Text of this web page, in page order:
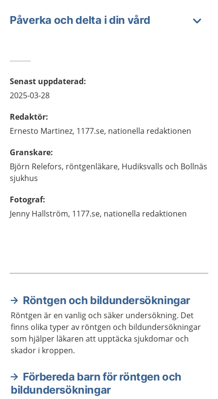
Påverka och delta i din vård
Senast uppdaterad:
2025-03-28
Redaktör:
Ernesto Martinez, 1177.se, nationella redaktionen
Granskare:
Björn Relefors, röntgenläkare, Hudiksvalls och Bollnäs
sjukhus
Fotograf:
Jenny Hallström, 1177.se, nationella redaktionen
Aktuella artiklar
Röntgen och bildundersökningar
Röntgen är en vanlig och säker undersökning. Det
finns olika typer av röntgen och bildundersökningar
som hjälper läkaren att upptäcka sjukdomar och
skador i kroppen.
Förbereda barn för röntgen och
bildundersökningar